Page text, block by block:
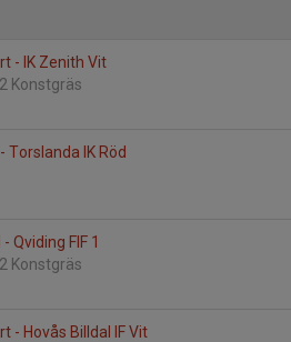
- IK Zenith Vit
Konstgräs
Torslanda IK Röd
Qviding FIF 1
Konstgräs
- Hovås Billdal IF Vit